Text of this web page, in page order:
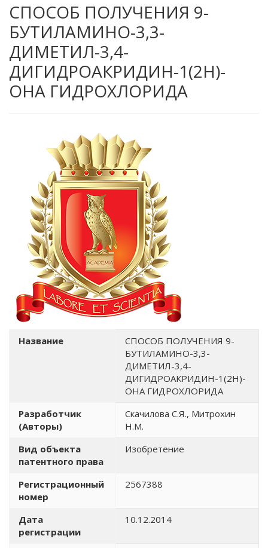
СПОСОБ ПОЛУЧЕНИЯ 9-
БУТИЛАМИНО-3,3-
ДИМЕТИЛ-3,4-
ДИГИДРОАКРИДИН-1(2Н)-
ОНА ГИДРОХЛОРИДА
Название
СПОСОБ ПОЛУЧЕНИЯ 9-
БУТИЛАМИНО-3,3-
ДИМЕТИЛ-3,4-
ДИГИДРОАКРИДИН-1(2Н)-
ОНА ГИДРОХЛОРИДА
Разработчик
(Авторы)
Скачилова С.Я., Митрохин
Н.М.
Вид объекта
патентного права
Изобретение
Регистрационный
номер
2567388
Дата
регистрации
10.12.2014